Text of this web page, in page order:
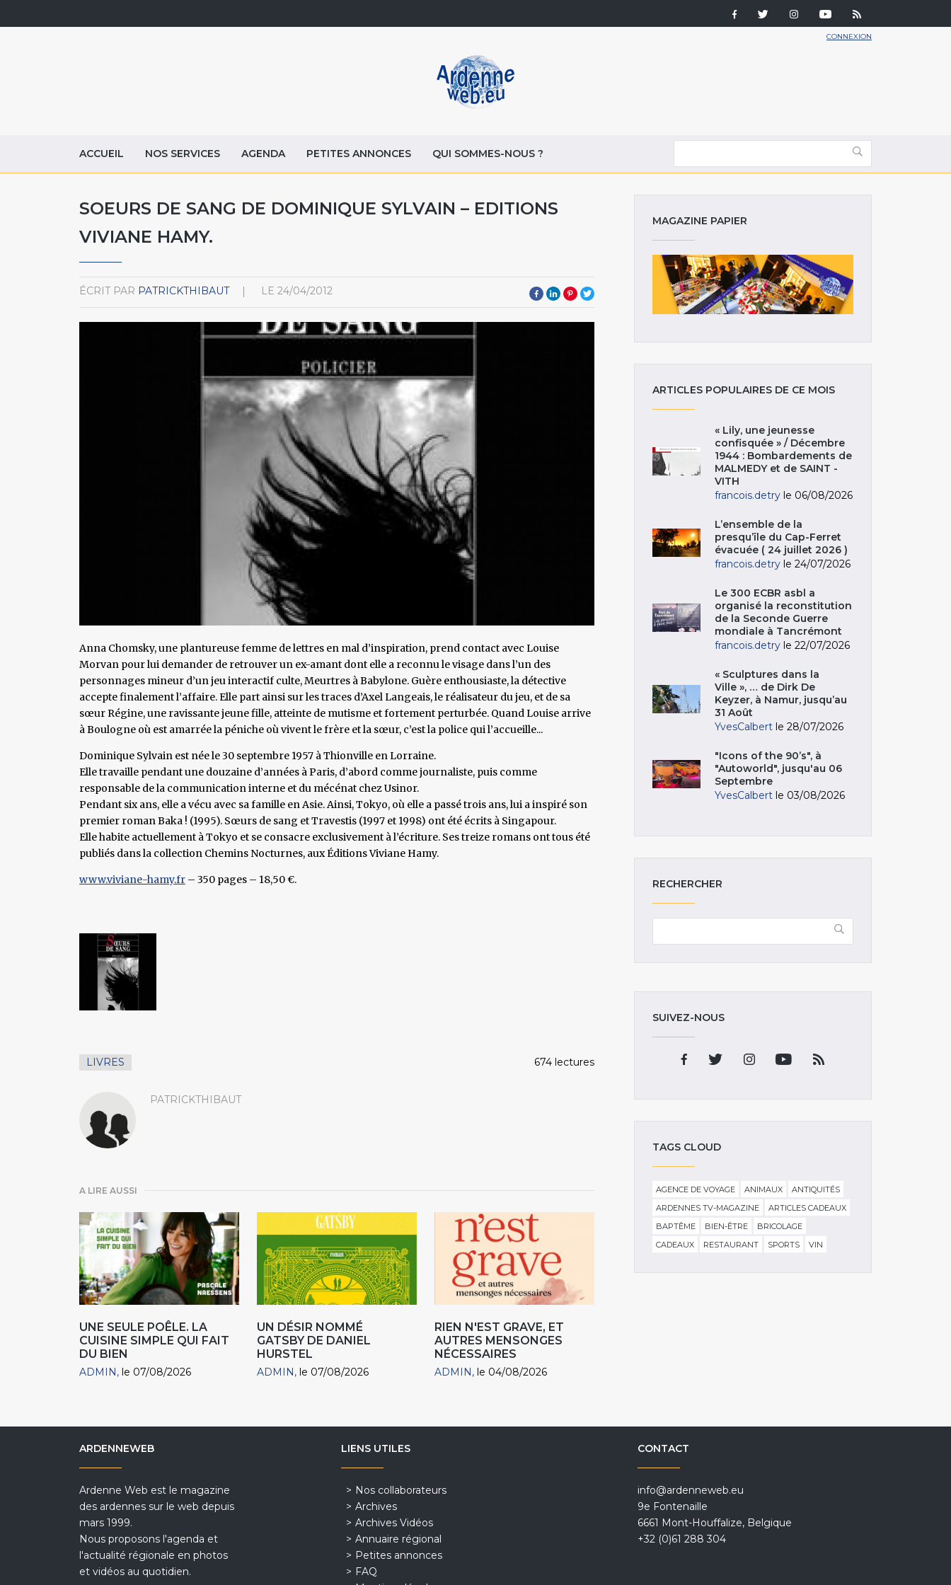
CONNEXION
ACCUEIL NOS SERVICES AGENDA PETITES ANNONCES QUI SOMMES-NOUS ?
SOEURS DE SANG DE DOMINIQUE SYLVAIN – EDITIONS
VIVIANE HAMY.
ÉCRIT PAR PATRICKTHIBAUT LE 24/04/2012
Anna Chomsky, une plantureuse femme de lettres en mal d’inspiration, prend contact avec Louise
Morvan pour lui demander de retrouver un ex-amant dont elle a reconnu le visage dans l’un des
personnages mineur d’un jeu interactif culte, Meurtres à Babylone. Guère enthousiaste, la détective
accepte finalement l’affaire. Elle part ainsi sur les traces d’Axel Langeais, le réalisateur du jeu, et de sa
sœur Régine, une ravissante jeune fille, atteinte de mutisme et fortement perturbée. Quand Louise arrive
à Boulogne où est amarrée la péniche où vivent le frère et la sœur, c’est la police qui l’accueille...
Dominique Sylvain est née le 30 septembre 1957 à Thionville en Lorraine.
Elle travaille pendant une douzaine d’années à Paris, d’abord comme journaliste, puis comme
responsable de la communication interne et du mécénat chez Usinor.
Pendant six ans, elle a vécu avec sa famille en Asie. Ainsi, Tokyo, où elle a passé trois ans, lui a inspiré son
premier roman Baka ! (1995). Sœurs de sang et Travestis (1997 et 1998) ont été écrits à Singapour.
Elle habite actuellement à Tokyo et se consacre exclusivement à l’écriture. Ses treize romans ont tous été
publiés dans la collection Chemins Nocturnes, aux Éditions Viviane Hamy.
www.viviane-hamy.fr – 350 pages – 18,50 €.
LIVRES 674 lectures
PATRICKTHIBAUT
A LIRE AUSSI
UNE SEULE POÊLE. LA
CUISINE SIMPLE QUI FAIT
DU BIEN
ADMIN le 07/08/2026
UN DÉSIR NOMMÉ
GATSBY DE DANIEL
HURSTEL
ADMIN le 07/08/2026
RIEN N'EST GRAVE, ET
AUTRES MENSONGES
NÉCESSAIRES
ADMIN le 04/08/2026
MAGAZINE PAPIER
ARTICLES POPULAIRES DE CE MOIS
« Lily, une jeunesse
confisquée » / Décembre
1944 : Bombardements de
MALMEDY et de SAINT -
VITH
francois.detry le 06/08/2026
L’ensemble de la
presqu’île du Cap-Ferret
évacuée ( 24 juillet 2026 )
francois.detry le 24/07/2026
Le 300 ECBR asbl a
organisé la reconstitution
de la Seconde Guerre
mondiale à Tancrémont
francois.detry le 22/07/2026
« Sculptures dans la
Ville », … de Dirk De
Keyzer, à Namur, jusqu’au
31 Août
YvesCalbert le 28/07/2026
"Icons of the 90’s", à
"Autoworld", jusqu'au 06
Septembre
YvesCalbert le 03/08/2026
RECHERCHER
SUIVEZ-NOUS
TAGS CLOUD
AGENCE DE VOYAGE ANIMAUX
ANTIQUITÉS
ARDENNES TV-MAGAZINE
ARTICLES CADEAUX
BAPTÊME
BIEN-ÊTRE
BRICOLAGE
CADEAUX
RESTAURANT SPORTS VIN
ARDENNEWEB
Ardenne Web est le magazine
des ardennes sur le web depuis
mars 1999.
Nous proposons l'agenda et
l'actualité régionale en photos
et vidéos au quotidien.
LIENS UTILES
Nos collaborateurs
Archives
Archives Vidéos
Annuaire régional
Petites annonces
FAQ
CONTACT
info@ardenneweb.eu
9e Fontenaille
6661 Mont-Houffalize, Belgique
+32 (0)61 288 304